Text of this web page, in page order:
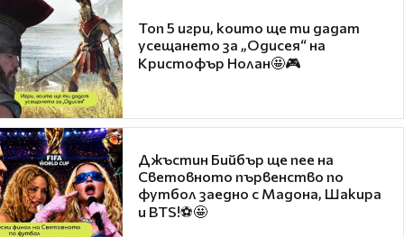
Топ 5 игри, които ще ти дадат
усещането за „Одисея“ на
Кристофър Нолан🤩🎮
Джъстин Бийбър ще пее на
Световното първенство по
футбол заедно с Мадона, Шакира
и BTS!⚽🤩